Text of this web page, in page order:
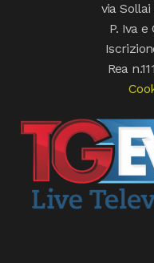
via Sollai
P. Iva
Rea